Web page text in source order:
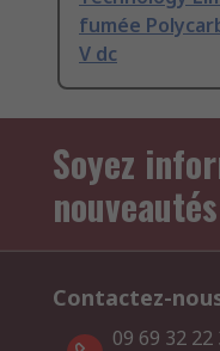
fumée
V dc
Soyez
Contactez-
09 69 32